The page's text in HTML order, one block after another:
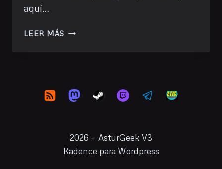
aquí…
LEER MÁS FORMATEAR
2026 - AsturGeek V3
Kadence para Wordpress